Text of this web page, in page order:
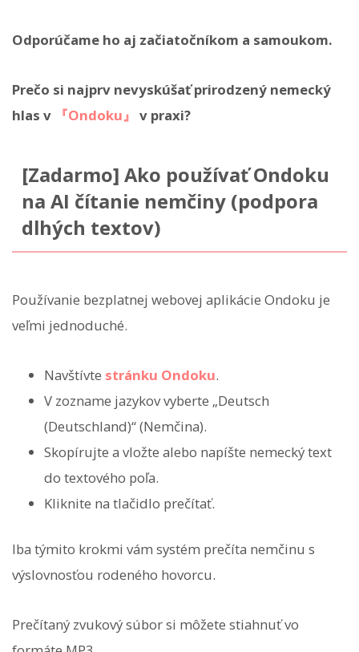
Odporúčame ho aj začiatočníkom a samoukom.
Prečo si najprv nevyskúšať prirodzený nemecký
hlas v
『Ondoku』 v praxi?
[Zadarmo] Ako používať Ondoku
na AI čítanie nemčiny (podpora
dlhých textov)
Používanie bezplatnej webovej aplikácie Ondoku je
veľmi jednoduché.
Navštívte stránku Ondoku.
V zozname jazykov vyberte „Deutsch
(Deutschland)“ (Nemčina).
Skopírujte a vložte alebo napíšte nemecký text
do textového poľa.
Kliknite na tlačidlo prečítať.
Iba týmito krokmi vám systém prečíta nemčinu s
výslovnosťou rodeného hovorcu.
Prečítaný zvukový súbor si môžete stiahnuť vo